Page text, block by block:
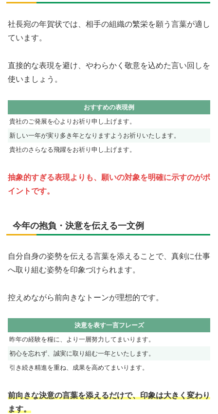
社長宛の年賀状では、相手の組織の繁栄を願う言葉が適し
ています。
直接的な表現を避け、やわらかく敬意を込めた言い回しを
使いましょう。
おすすめの表現例
貴社のご発展を心よりお祈り申し上げます。
新しい一年が実り多き年となりますようお祈りいたします。
貴社のさらなる飛躍をお祈り申し上げます。
抽象的すぎる表現よりも、願いの対象を明確に示すのがポ
イントです。
今年の抱負・決意を伝える一文例
自分自身の姿勢を伝える言葉を添えることで、真剣に仕事
へ取り組む姿勢を印象づけられます。
控えめながら前向きなトーンが理想的です。
決意を表す一言フレーズ
昨年の経験を糧に、より一層努力してまいります。
初心を忘れず、誠実に取り組む一年といたします。
引き続き精進を重ね、成果を高めてまいります。
前向きな決意の言葉を添えるだけで、印象は大きく変わり
ます。